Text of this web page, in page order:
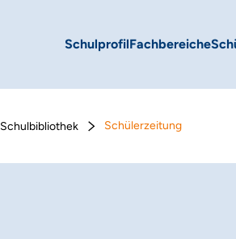
SchulprofilFachbereiche
Schulbibliothek Schülerzeitung